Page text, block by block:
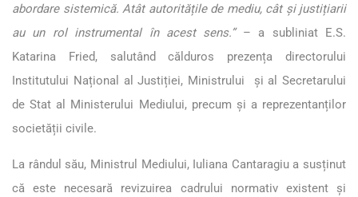
abordare sistemică. Atât autoritățile de mediu, cât și justițiarii
au un rol instrumental în acest sens.”– a subliniat E.S.
Katarina Fried, salutând călduros prezența directorului
Institutului Național al Justiției, Ministrului și al Secretarului
de Stat al Ministerului Mediului, precum și a reprezentanților
societății civile.
La rândul său, Ministrul Mediului, Iuliana Cantaragiu a susținut
că este necesară revizuirea cadrului normativ existent și